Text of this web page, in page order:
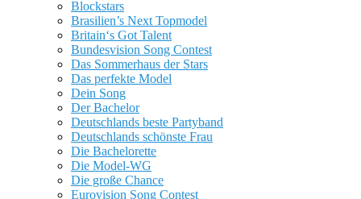
Blockstars
Brasilien’s Next Topmodel
Britain‘s Got Talent
Bundesvision Song Contest
Das Sommerhaus der Stars
Das perfekte Model
Dein Song
Der Bachelor
Deutschlands beste Partyband
Deutschlands schönste Frau
Die Bachelorette
Die Model-WG
Die große Chance
Eurovision Song Contest